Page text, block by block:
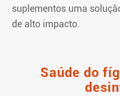
suplementos uma
de alto impacto.
Saúde do